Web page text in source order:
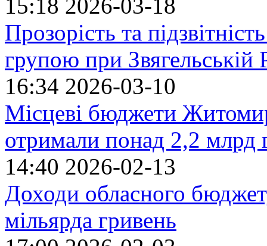
15:18 2026-03-18
Прозорість та
групою при
16:34 2026-03-10
Місцеві бюджети
отримали понад 2,2 млрд
14:40 2026-02-13
Доходи обласного
мільярда гривень